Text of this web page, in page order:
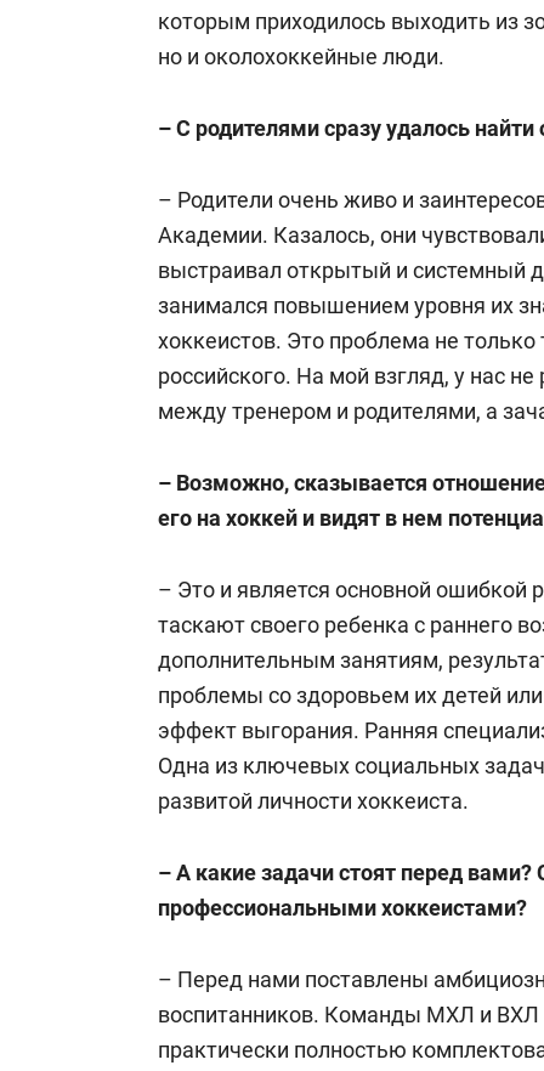
которым приходилось выходить из
но и околохоккейные люди.
– С родителями сразу удалось
– Родители очень живо и
Академии. Казалось, они
выстраивал открытый и системный
занимался повышением уровня их
хоккеистов. Это проблема не только
российского. На мой взгляд, у нас
между тренером и родителями, а
– Возможно, сказывается
его на хоккей и видят в нем
– Это и является основной ошибкой
таскают своего ребенка с раннего
дополнительным занятиям,
проблемы со здоровьем их детей
эффект выгорания. Ранняя
Одна из ключевых социальных
развитой личности хоккеиста.
– А какие задачи стоят перед
профессиональными хоккеистами?
– Перед нами поставлены
воспитанников. Команды МХЛ и
практически полностью